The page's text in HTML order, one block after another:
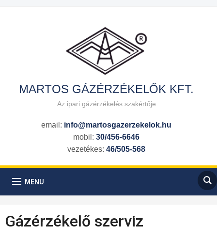
MARTOS GÁZÉRZÉKELŐK KFT.
Az ipari gázérzékelés szakértője
email: info@martosgazerzekelok.hu
mobil:30/456-6646
vezetékes:46/505-568
MENU
Gázérzékelő szerviz